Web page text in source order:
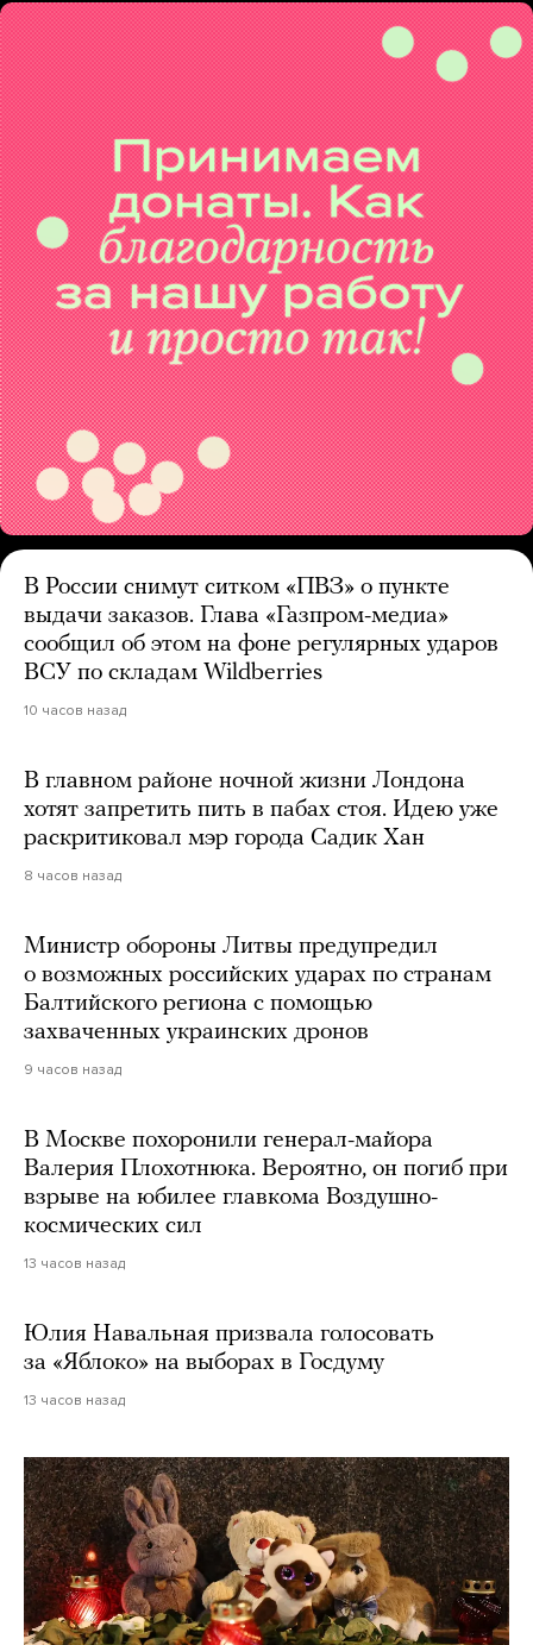
В России снимут ситком «ПВЗ» о пункте
выдачи заказов. Глава «Газпром-медиа»
сообщил об этом на фоне регулярных ударов
ВСУ по складам Wildberries
10 часов назад
В главном районе ночной жизни Лондона
хотят запретить пить в пабах стоя. Идею уже
раскритиковал мэр города Садик Хан
8 часов назад
Министр обороны Литвы предупредил
о возможных российских ударах по странам
Балтийского региона с помощью
захваченных украинских дронов
9 часов назад
В Москве похоронили генерал-майора
Валерия Плохотнюка. Вероятно, он погиб при
взрыве на юбилее главкома Воздушно-
космических сил
13 часов назад
Юлия Навальная призвала голосовать
за «Яблоко» на выборах в Госдуму
13 часов назад